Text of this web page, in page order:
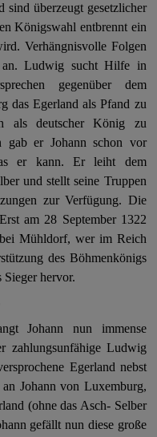
überzeugt gesetzlicher
Königswahl entbrennt ein
Verhängnisvolle Folgen
an. Ludwig sucht Hilfe in
gegenüber dem
das Egerland als Pfand zu
als deutscher König zu
gab er Johann schon vor
er kann. Er leiht dem
und stellt seine Truppen
zur Verfügung. Die
am 28 September 1322
Mühldorf, wer im Reich
des Böhmenkönigs
hervor.
Johann nun immense
zahlungsunfähige Ludwig
Egerland nebst
Johann von Luxemburg,
(ohne das Asch- Selber
gefällt nun diese große